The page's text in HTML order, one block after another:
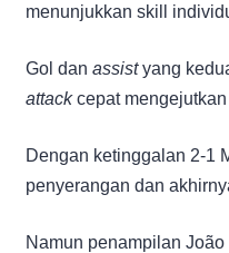
menunjukkan skill
Gol dan assistyang
attackcepat mengejutkan
Dengan ketinggalan 2-1
penyerangan dan
Namun penampilan